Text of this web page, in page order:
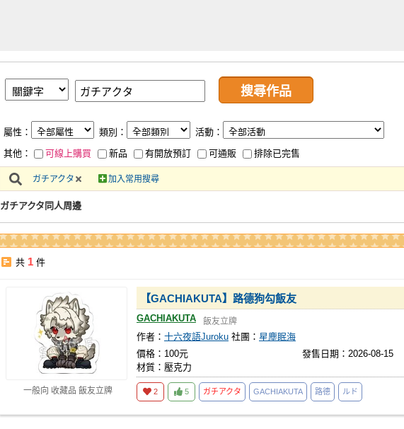
屬性： 類別：
活動：
其他：
可線上購買 新品 有開放預訂 可通販 排除已完售
ガチアクタ 加入常用搜尋
ガチアクタ同人周邊
共 1 件
一般向 收藏品 飯友立牌
【GACHIAKUTA】路德狗勾飯友
GACHIAKUTA 飯友立牌
作者： 十六夜語Juroku 社團： 星塵眠海
價格：100元
發售日期：2026-08-15
材質：壓克力
2 5 ガチアクタ GACHIAKUTA 路德 ルド